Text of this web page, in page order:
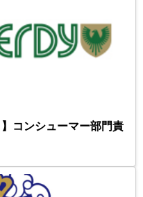
コンシューマー部門責